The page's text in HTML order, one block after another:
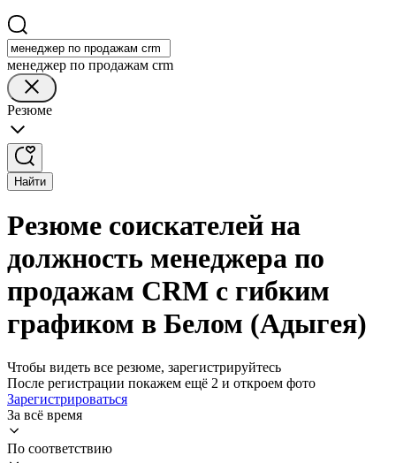
менеджер по продажам crm
Резюме
Найти
Резюме соискателей на
должность менеджера по
продажам CRM с гибким
графиком в Белом (Адыгея)
Чтобы видеть все резюме, зарегистрируйтесь
После регистрации покажем ещё 2 и откроем фото
Зарегистрироваться
За всё время
По соответствию